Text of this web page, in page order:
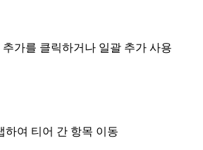
가를 클릭하거나 일괄 추가 사용
하여 티어 간 항목 이동